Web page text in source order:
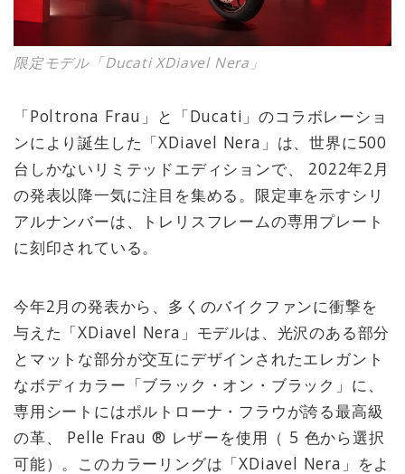
限定モデル「Ducati XDiavel Nera」
「Poltrona Frau」と「Ducati」のコラボレーショ
ンにより誕生した「XDiavel Nera」は、世界に500
台しかないリミテッドエディションで、 2022年2月
の発表以降一気に注目を集める。限定車を示すシリ
アルナンバーは、トレリスフレームの専用プレート
に刻印されている。
今年2月の発表から、多くのバイクファンに衝撃を
与えた「XDiavel Nera」モデルは、光沢のある部分
とマットな部分が交互にデザインされたエレガント
なボディカラー「ブラック・オン・ブラック」に、
専用シートにはポルトローナ・フラウが誇る最高級
の革、 Pelle Frau ® レザーを使用（ 5 色から選択
可能）。このカラーリングは「XDiavel Nera」をよ